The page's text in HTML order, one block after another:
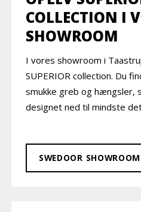
COLLECTION I
SHOWROOM
I vores showroom i
SUPERIOR collection. Du
smukke greb og hængsler,
designet ned til mindste
SWEDOOR SHOWROOM